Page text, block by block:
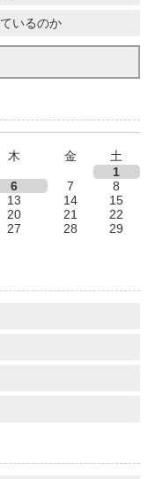
いるのか
木 金
土
1
6 7
8
13 14
15
20 21
22
27 28
29